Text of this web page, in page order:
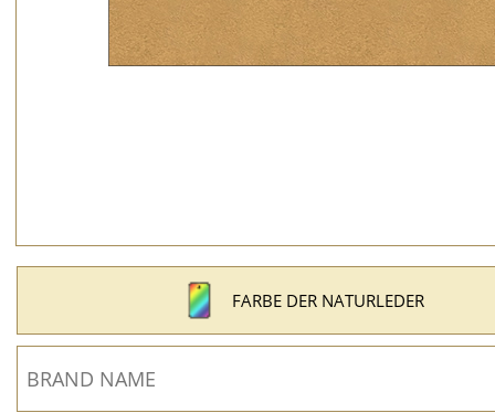
FARBE DER NATURLEDER